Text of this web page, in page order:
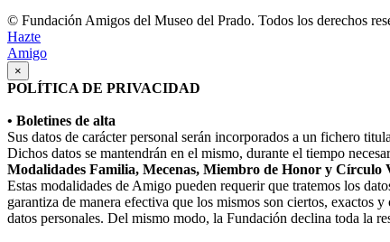
© Fundación Amigos del Museo del Prado. Todos los derechos
Hazte
Amigo
×
POLÍTICA DE PRIVACIDAD
• Boletines de alta
Sus datos de carácter personal serán incorporados a un fichero
Dichos datos se mantendrán en el mismo, durante el tiempo
Modalidades Familia, Mecenas, Miembro de Honor y Círculo
Estas modalidades de Amigo pueden requerir que tratemos los
garantiza de manera efectiva que los mismos son ciertos, exactos
datos personales. Del mismo modo, la Fundación declina toda la